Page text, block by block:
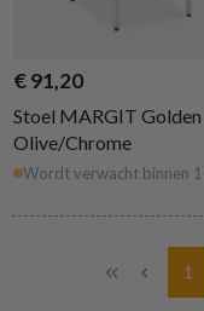
€ 91,20
Stoel MARGIT Golden
Olive/Chrome
Wordt verwacht binnen
1